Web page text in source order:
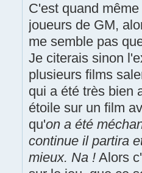
C'est quand
joueurs de GM,
me semble pas
Je citerais sinon
plusieurs films
qui a été très bien
étoile sur un film
qu'on a été
continue il partira
mieux. Na !Alors